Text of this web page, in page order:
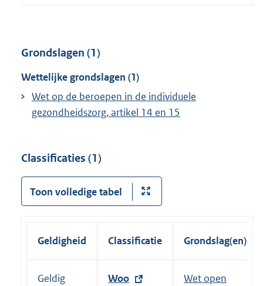
Grondslagen (1)
Wettelijke grondslagen (1)
Wet op de beroepen in de individuele
gezondheidszorg, artikel 14 en 15
Classificaties (1)
Toon volledige tabel
Geldigheid Classificatie Grondslag(en)
Geldig
E
Woo
Wet open